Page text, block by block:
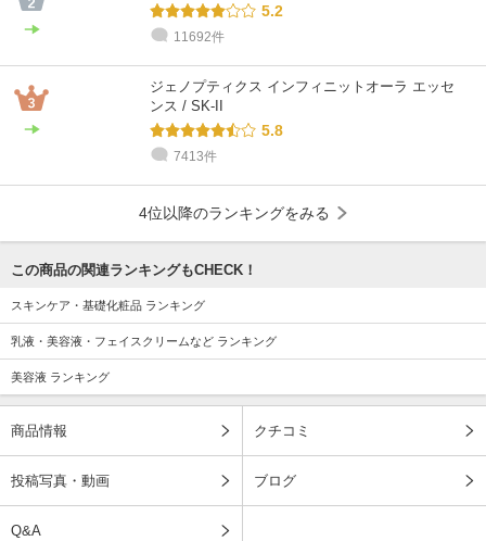
5.2
11692件
ジェノプティクス インフィニットオーラ エッセ
ンス / SK-II
5.8
7413件
4位以降のランキングをみる
この商品の関連ランキングもCHECK！
スキンケア・基礎化粧品 ランキング
乳液・美容液・フェイスクリームなど ランキング
美容液 ランキング
商品情報 クチコミ
投稿写真・動画 ブログ
Q&A